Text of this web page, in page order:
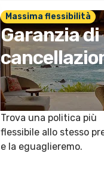
Massima flessibilità
Garanzia di
Trova una politica più
flessibile allo stesso
e la eguaglieremo.